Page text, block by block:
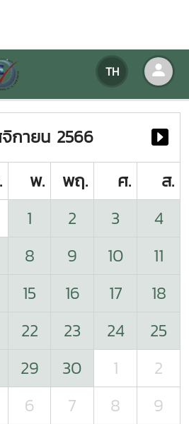
TH
องหน่วยงาน
ยงาน
กายน 2566
พ. พฤ. ศ.
ส.
1 2 3
4
8 9 10
11
15 16 17
18
22 23 24
25
29 30 1
2
6 7 8 9